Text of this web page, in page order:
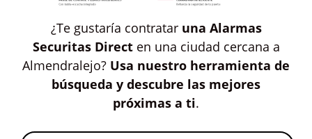
¿Te gustaría contratar una Alarmas
Securitas Directen una ciudad cercana a
Almendralejo? Usa nuestro herramienta de
búsqueda y descubre las mejores
próximas a ti.